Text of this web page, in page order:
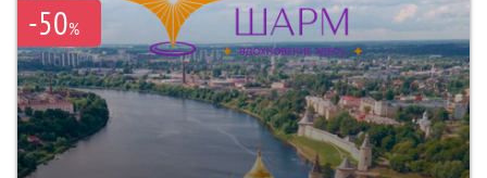
-50%